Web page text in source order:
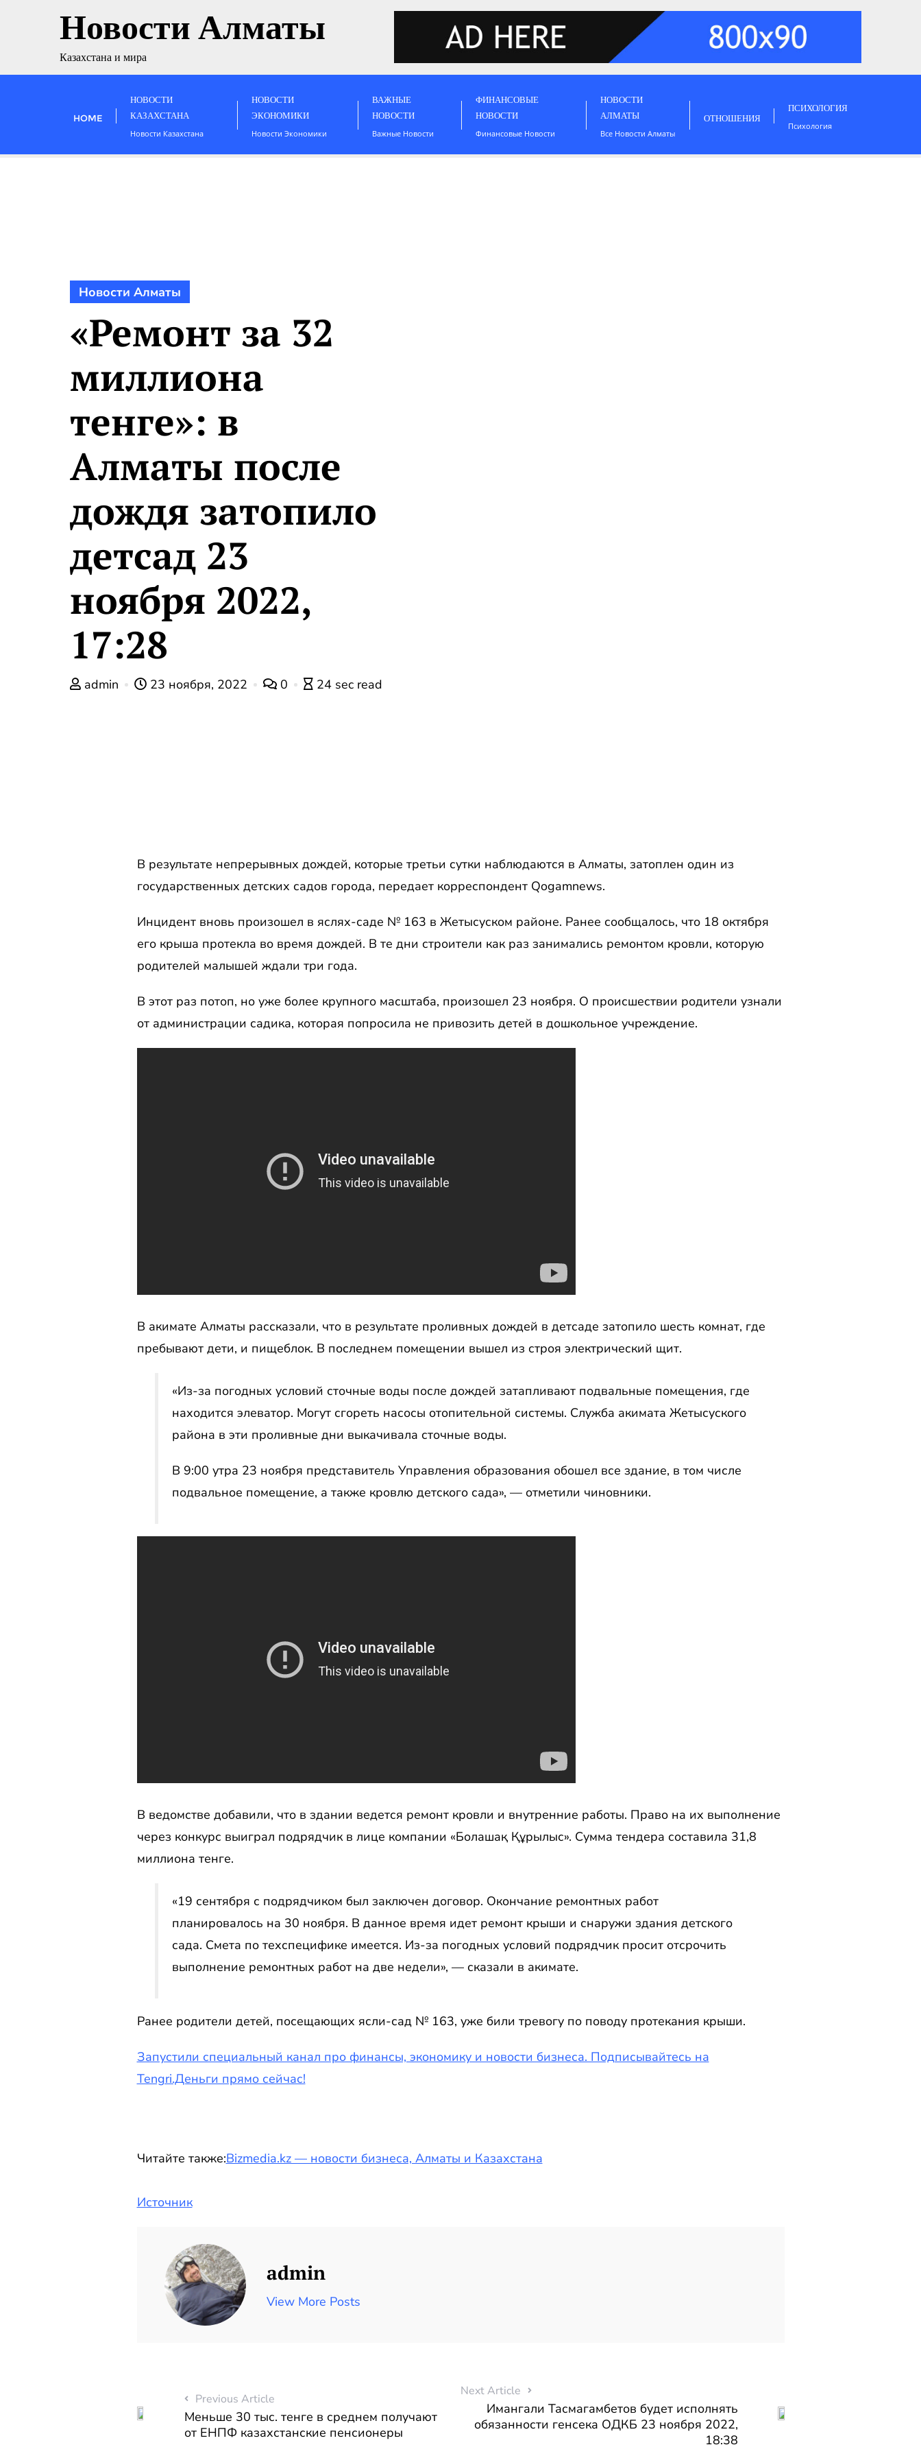
Новости Алматы
Казахстана и мира
HOME
НОВОСТИ
КАЗАХСТАНА
Новости Казахстана
НОВОСТИ
ЭКОНОМИКИ
Новости Экономики
ВАЖНЫЕ
НОВОСТИ
Важные Новости
ФИНАНСОВЫЕ
НОВОСТИ
Финансовые Новости
НОВОСТИ
АЛМАТЫ
Все Новости Алматы
ОТНОШЕНИЯ
ПСИХОЛОГИЯ
Психология
Новости Алматы
«Ремонт за 32
миллиона
тенге»: в
Алматы после
дождя затопило
детсад 23
ноября 2022,
17:28
admin 23 ноября, 2022 0 24 sec read
В результате непрерывных дождей, которые третьи сутки наблюдаются в Алматы, затоплен один из
государственных детских садов города, передает корреспондент Qogamnews.
Инцидент вновь произошел в яслях-саде № 163 в Жетысуском районе. Ранее сообщалось, что 18 октября
его крыша протекла во время дождей. В те дни строители как раз занимались ремонтом кровли, которую
родителей малышей ждали три года.
В этот раз потоп, но уже более крупного масштаба, произошел 23 ноября. О происшествии родители узнали
от администрации садика, которая попросила не привозить детей в дошкольное учреждение.
В акимате Алматы рассказали, что в результате проливных дождей в детсаде затопило шесть комнат, где
пребывают дети, и пищеблок. В последнем помещении вышел из строя электрический щит.
«Из-за погодных условий сточные воды после дождей затапливают подвальные помещения, где
находится элеватор. Могут сгореть насосы отопительной системы. Служба акимата Жетысуского
района в эти проливные дни выкачивала сточные воды.
В 9:00 утра 23 ноября представитель Управления образования обошел все здание, в том числе
подвальное помещение, а также кровлю детского сада», — отметили чиновники.
В ведомстве добавили, что в здании ведется ремонт кровли и внутренние работы. Право на их выполнение
через конкурс выиграл подрядчик в лице компании «Болашақ Құрылыс». Сумма тендера составила 31,8
миллиона тенге.
«19 сентября с подрядчиком был заключен договор. Окончание ремонтных работ
планировалось на 30 ноября. В данное время идет ремонт крыши и снаружи здания детского
сада. Смета по техспецифике имеется. Из-за погодных условий подрядчик просит отсрочить
выполнение ремонтных работ на две недели», — сказали в акимате.
Ранее родители детей, посещающих ясли-сад № 163, уже били тревогу по поводу протекания крыши.
Запустили специальный канал про финансы, экономику и новости бизнеса. Подписывайтесь на
Tengri.Деньги прямо сейчас!
Читайте также:Bizmedia.kz — новости бизнеса, Алматы и Казахстана
Источник
admin
View More Posts
Previous Article
Меньше 30 тыс. тенге в среднем получают
от ЕНПФ казахстанские пенсионеры
Next Article
Имангали Тасмагамбетов будет исполнять
обязанности генсека ОДКБ 23 ноября 2022,
18:38